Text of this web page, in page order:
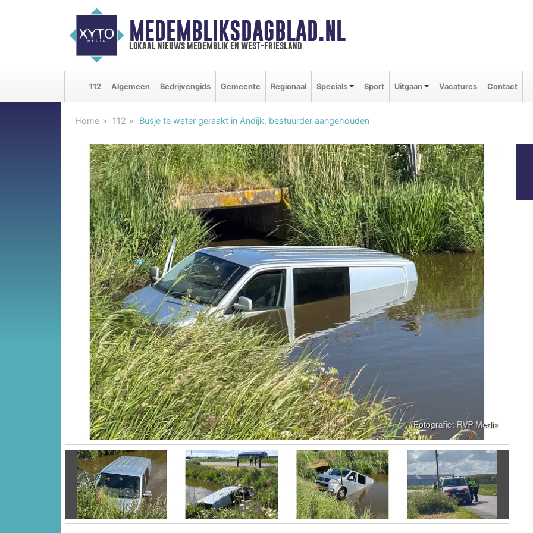
MEDEMBLIKSDAGBLAD.NL
lokaal nieuws medemblik en west-friesland
112 Algemeen Bedrijvengids Gemeente Regionaal Specials Sport Uitgaan Vacatures Contact
Home 112 Busje te water geraakt in Andijk, bestuurder aangehouden
Vorige